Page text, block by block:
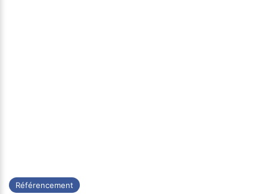
Référencement